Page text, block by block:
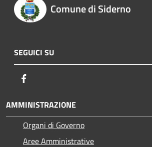
Comune di Siderno
SEGUICI SU
AMMINISTRAZIONE
Organi di Governo
Aree Amministrative